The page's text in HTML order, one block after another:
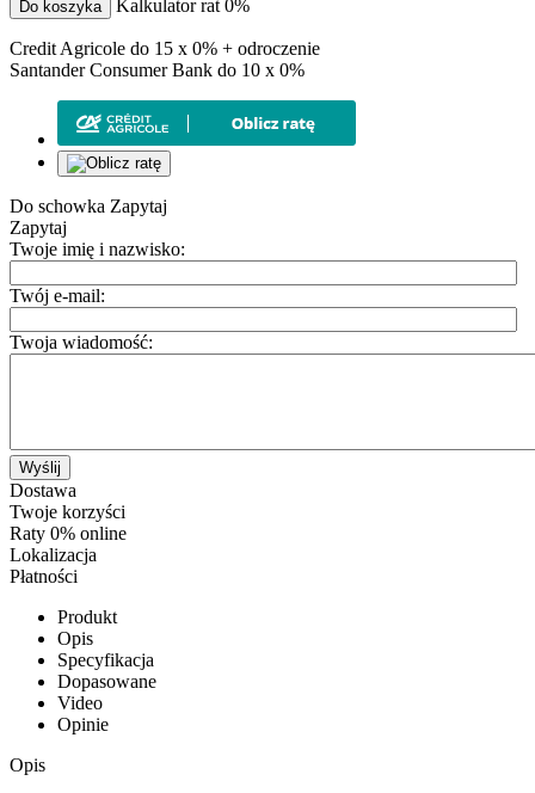
Do koszyka Kalkulator rat 0%
Credit Agricole do 15 x 0% + odroczenie
Santander Consumer Bank do 10 x 0%
Do schowka Zapytaj
Zapytaj
Twoje imię i nazwisko:
Twój e-mail:
Twoja wiadomość:
Wyślij
Dostawa
Twoje korzyści
Raty 0% online
Lokalizacja
Płatności
Produkt
Opis
Specyfikacja
Dopasowane
Video
Opinie
Opis